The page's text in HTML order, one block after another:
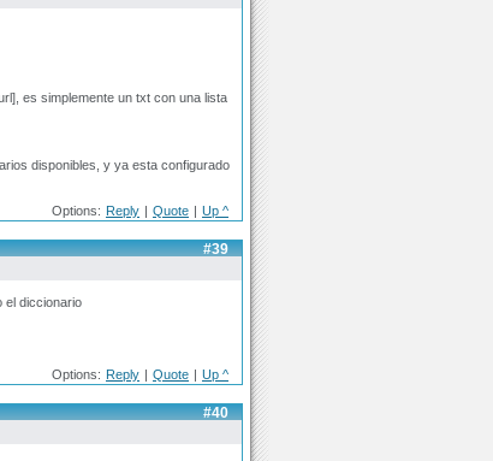
es simplemente un txt con una lista
disponibles, y ya esta configurado
Options: Reply Quote Up ^
#39
el diccionario
Options: Reply Quote Up ^
#40